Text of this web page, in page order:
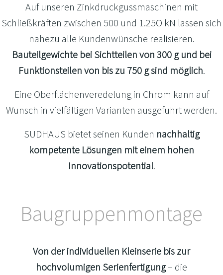
Auf unseren Zinkdruckgussmaschinen mit
Schließkräften zwischen 500 und 1.25O kN lassen sich
nahezu alle Kundenwünsche realisieren.
Bauteilgewichte bei Sichtteilen von 300 g und bei
Funktionsteilen von bis zu 750 g sind möglich.
Eine Oberflächenveredelung in Chrom kann auf
Wunsch in vielfältigen Varianten ausgeführt werden.
SUDHAUS bietet seinen Kunden nachhaltig
kompetente Lösungen mit einem hohen
Innovationspotential.
Baugruppenmontage
Von der individuellen Kleinserie bis zur
hochvolumigen Serienfertigung– die